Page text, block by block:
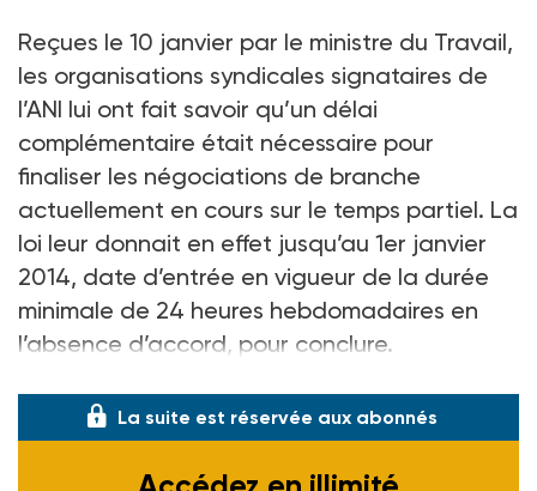
Reçues le 10 janvier par le ministre du Travail,
les organisations syndicales signataires de
l’ANI lui ont fait savoir qu’un délai
complémentaire était nécessaire pour
finaliser les négociations de branche
actuellement en cours sur le temps partiel. La
loi leur donnait en effet jusqu’au 1er janvier
2014, date d’entrée en vigueur de la durée
minimale de 24 heures hebdomadaires en
l’absence d’accord, pour conclure.
La suite est réservée aux abonnés